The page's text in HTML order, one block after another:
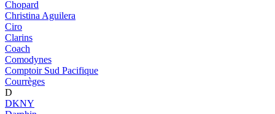
Chopard
Christina Aguilera
Ciro
Clarins
Coach
Comodynes
Comptoir Sud Pacifique
Courrèges
D
DKNY